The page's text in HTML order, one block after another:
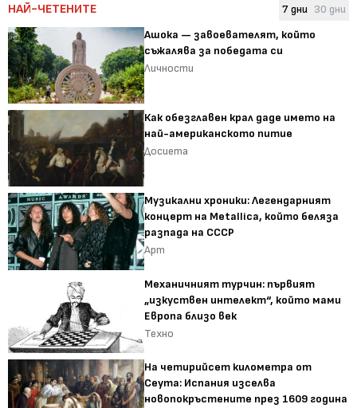
НАЙ-ЧЕТЕНИТЕ 7 дни 30 дни
Ашока — завоевателят, който
съжалява за победата си
Личности
Как обезглавен крал даде името на
най-американското питие
Досиета
Музикални хроники: Легендарният
концерт на Metallica, който беляза
разпада на СССР
Арт
Механичният турчин: първият
„изкуствен интелект“, който мами
Европа близо век
Техно
На четирийсет километра от
Сеута: Испания изселва
новопокръстените през 1609 година